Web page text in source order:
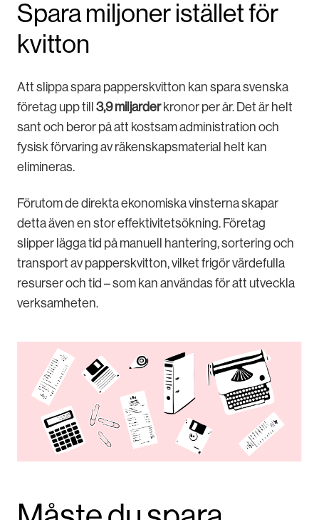
Spara miljoner istället för
kvitton
Att slippa spara papperskvitton kan spara svenska
företag upp till 3,9 miljarderkronor per år. Det är helt
sant och beror på att kostsam administration och
fysisk förvaring av räkenskapsmaterial helt kan
elimineras.
Förutom de direkta ekonomiska vinsterna skapar
detta även en stor effektivitetsökning. Företag
slipper lägga tid på manuell hantering, sortering och
transport av papperskvitton, vilket frigör värdefulla
resurser och tid – som kan användas för att utveckla
verksamheten.